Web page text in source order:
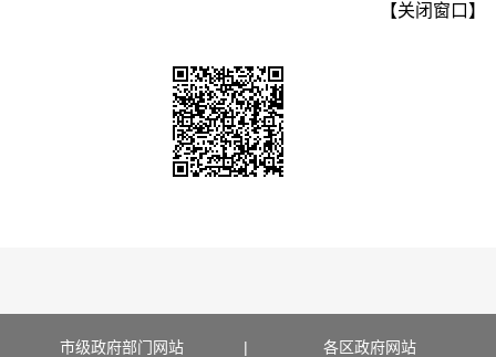
【关闭窗口】
市级政府部门网站 | 各区政府网站